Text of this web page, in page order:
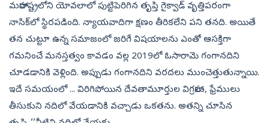
మహారాష్ట్రలోని యోవలాలో పుట్టిపెరిగిన తృప్తి గైక్వాడ్‌ వృత్తిపరంగా
నాసిక్‌లో స్థిరపడింది. న్యాయవాదిగా క్షణం తీరికలేని పని తనది. అయితే
తన చుట్టూ ఉన్న సమాజంలో జరిగే విషయాలను ఎంతో ఆసక్తిగా
గమనించే మనస్తత్వం కావడం వల్ల 2019లో ఓసారామె గంగానదిని
చూడడానికి వెళ్లింది. అప్పుడు గంగానదిని వరదలు ముంచెత్తుతున్నాయి.
ఇదే సమయంలో ... విరిగిపోయిన దేవతామూర్తుల విగ్రహాలు, ఫ్రేములు
తీసుకుని నదిలో వేయడానికి వచ్చాడు ఒకతను. అతన్ని చూసిన